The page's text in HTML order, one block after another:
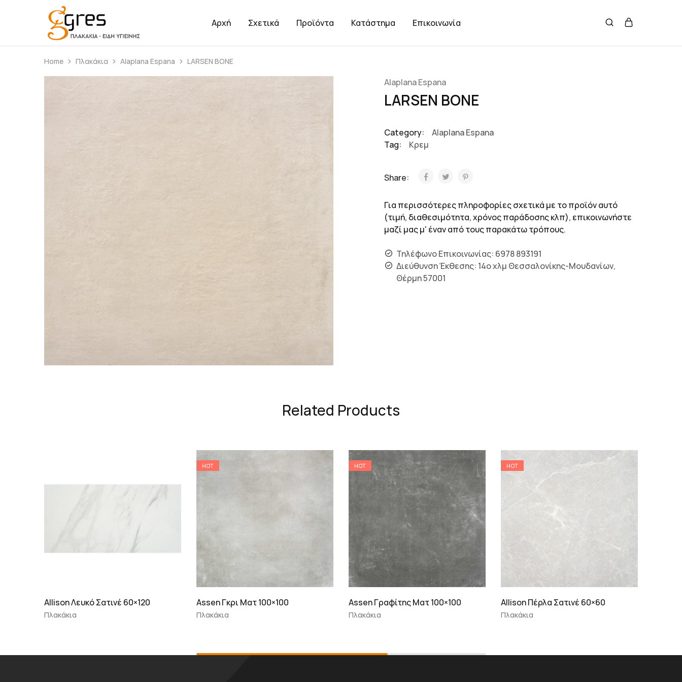
Gres
Πλακάκια
–
Είδη
Αρχή Σχετικά Προϊόντα Κατάστημα Επικοινωνία
Home Πλακάκια Alaplana Espana LARSEN BONE
Alaplana Espana
LARSEN BONE
Category:
Alaplana Espana
Tag:
Κρεμ
Share:
Για περισσότερες πληροφορίες σχετικά με το προϊόν αυτό
(τιμή, διαθεσιμότητα, χρόνος παράδοσης κλπ), επικοινωνήστε
μαζί μας μ' έναν από τους παρακάτω τρόπους.
Τηλέφωνο Επικοινωνίας: 6978 893191
Διεύθυνση Έκθεσης: 14ο χλμ Θεσσαλονίκης-Μουδανίων,
Θέρμη 57001
Related Products
Πλακάκια
Allison Λευκό Σατινέ 60×120
HOT
Πλακάκια
Assen Γκρι Ματ 100×100
HOT
Πλακάκια
Assen Γραφίτης Ματ 100×100
HOT
Πλακάκια
Allison Πέρλα Σατινέ 60×60